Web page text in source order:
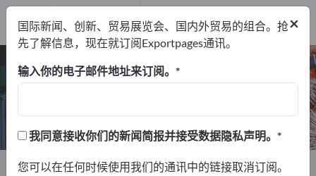
液压装置 – 查找制造商和供应商
6 6
出口商6
制造商6
Exportpages 机器和设备
液压与气动技术
×
国际新闻、创新、贸易展览会、国内外贸易的组合。抢
先了解信息，现在就订阅Exportpages通讯。
输入你的电子邮件地址来订阅。
我同意接收你们的新闻简报并接受数据隐私声明。
您可以在任何时候使用我们的通讯中的链接取消订阅。